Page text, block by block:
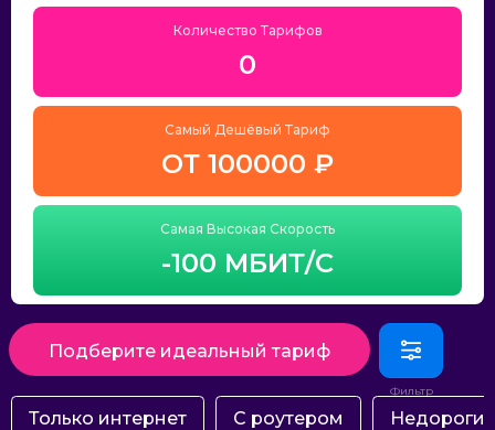
Количество Тарифов
0
Самый Дешёвый Тариф
ОТ 100000 ₽
Самая Высокая Скорость
-100 МБИТ/С
Подберите идеальный тариф
Только интернет С роутером Недорогие